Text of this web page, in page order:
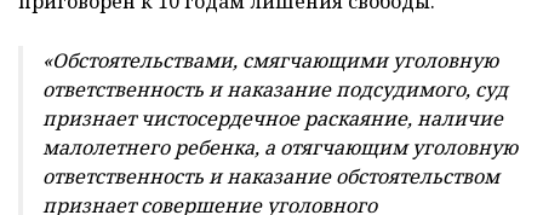
«Обстоятельствами, смягчающими уголовную
ответственность и наказание подсудимого, суд
признает чистосердечное раскаяние, наличие
малолетнего ребенка, а отягчающим уголовную
ответственность и наказание обстоятельством
признает совершение уголовного